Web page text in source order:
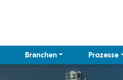
Branchen Prozesse